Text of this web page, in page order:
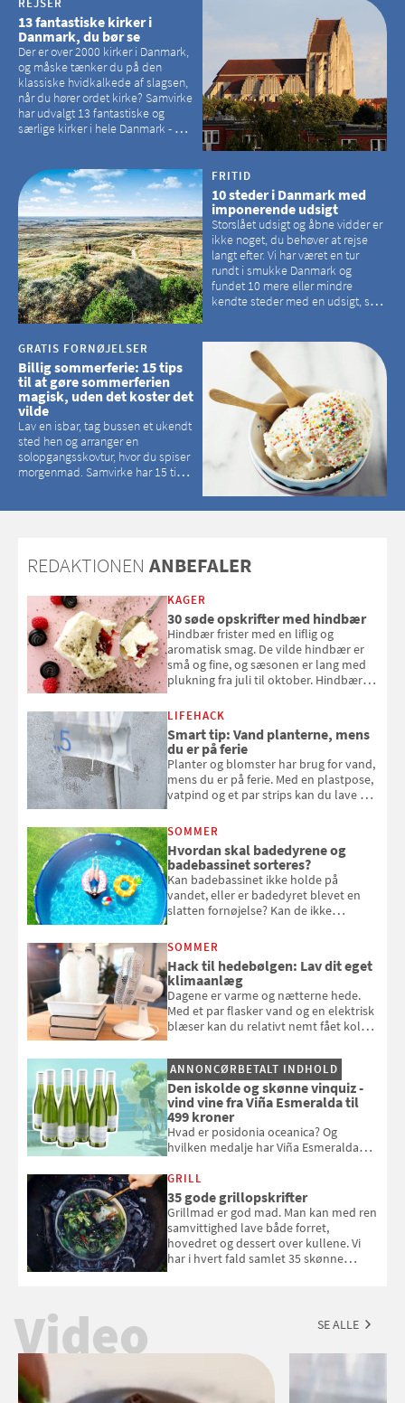
13 fantastiske kirker i
Danmark, du bør se
Der er over 2000 kirker i Danmark,
og måske tænker du på den
klassiske hvidkalkede af slagsen,
når du hører ordet kirke? Samvirke
har udvalgt 13 fantastiske og
særlige kirker i hele Danmark - og
hvilke kirker, der er en omvej værd
FRITID
10 steder i Danmark med
imponerende udsigt
Storslået udsigt og åbne vidder er
ikke noget, du behøver at rejse
langt efter. Vi har været en tur
rundt i smukke Danmark og
fundet 10 mere eller mindre
kendte steder med en udsigt, som
GRATIS FORNØJELSER
Billig sommerferie: 15 tips
til at gøre sommerferien
magisk, uden det koster det
vilde
Lav en isbar, tag bussen et ukendt
sted hen og arranger en
solopgangsskovtur, hvor du spiser
morgenmad. Samvirke har 15 tips
REDAKTIONEN ANBEFALER
KAGER
30 søde opskrifter med hindbær
Hindbær frister med en liflig og
aromatisk smag. De vilde hindbær er
små og fine, og sæsonen er lang med
plukning fra juli til oktober. Hindbær
kan bruge dine hindbær i alt fra
bagværk og salater til is og syltning.
LIFEHACK
Smart tip: Vand planterne, mens
du er på ferie
Planter og blomster har brug for vand,
mens du er på ferie. Med en plastpose,
vatpind og et par strips kan du lave dit
at bede naboen om at vande eller
komme hjem til døde planter
SOMMER
Hvordan skal badedyrene og
badebassinet sorteres?
Kan badebassinet ikke holde på
vandet, eller er badedyret blevet en
slatten fornøjelse? Kan de ikke
opmærksom, når du smider
badebassinet eller et badedyr ud
SOMMER
Hack til hedebølgen: Lav dit eget
klimaanlæg
Dagene er varme og nætterne hede.
Med et par flasker vand og en elektrisk
blæser kan du relativt nemt fået koldt
og se, hvordan du gør
ANNONCØRBETALT INDHOLD
Den iskolde og skønne vinquiz -
vind vine fra Viña Esmeralda til
499 kroner
Hvad er posidonia oceanica? Og
hvilken medalje har Viña Esmeralda
med i Samvirkes skønne vinquiz, hvor
du kan vinde 6 flasker vin fra Viña
Esmeralda. Konkurrencen slutter 1.
september 2026.
GRILL
35 gode grillopskrifter
Grillmad er god mad. Man kan med ren
samvittighed lave både forret,
hovedret og dessert over kullene. Vi
har i hvert fald samlet 35 skønne
Video SE ALLE